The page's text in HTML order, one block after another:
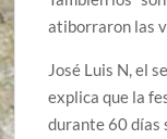
atiborraron las
José Luis N, el
explica que la
durante 60 días